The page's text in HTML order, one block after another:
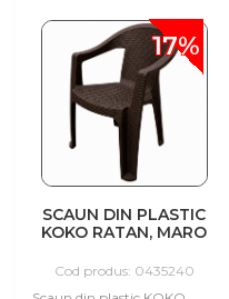
17%
SCAUN DIN PLASTIC
KOKO RATAN, MARO
Cod produs: 0435240